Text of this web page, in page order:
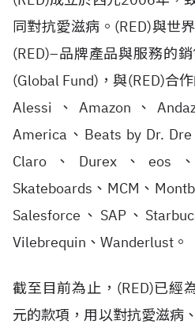
同對抗愛滋病。(RED)與世
(RED)–品牌產品與服務的
(Global Fund)，與(RED)合
Alessi、Amazon、
America、Beats by Dr.
Claro、Durex、eos
Skateboards、MCM、
Salesforce、SAP、
Vilebrequin、Wanderlust。
截至目前為止，(RED)已經
元的款項，用以對抗愛滋病